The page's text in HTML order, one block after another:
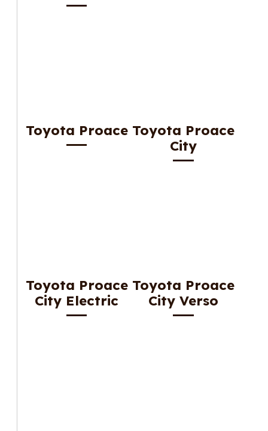
Toyota Proace Toyota Proace
City
Toyota Proace
City Electric
Toyota Proace
City Verso